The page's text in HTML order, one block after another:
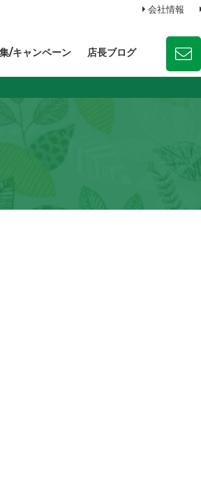
会社情報
/キャンペーン 店長ブログ